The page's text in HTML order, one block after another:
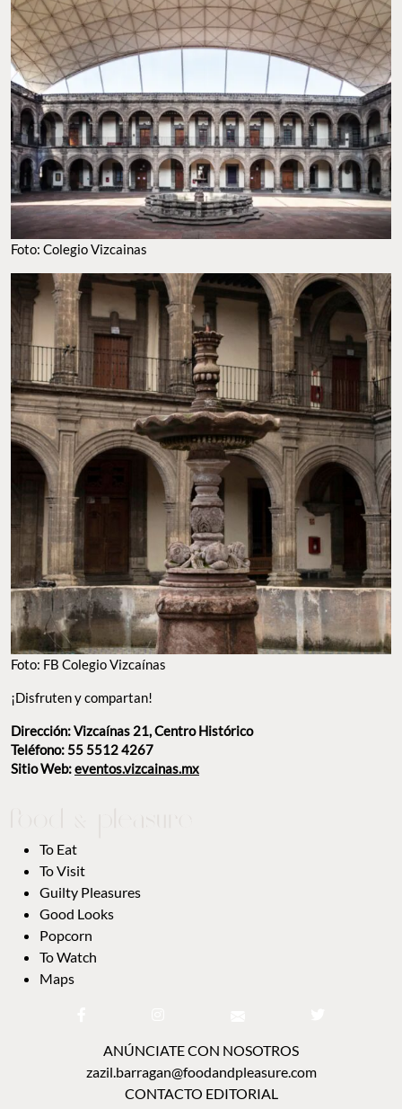
Foto: Colegio Vizcainas
Foto: FB Colegio Vizcaínas
¡Disfruten y compartan!
Dirección: Vizcaínas 21, Centro Histórico
Teléfono: 55 5512 4267
Sitio Web:eventos.vizcainas.mx
To Eat
To Visit
Guilty Pleasures
Good Looks
Popcorn
To Watch
Maps
ANÚNCIATE CON NOSOTROS
zazil.barragan@foodandpleasure.com
CONTACTO EDITORIAL